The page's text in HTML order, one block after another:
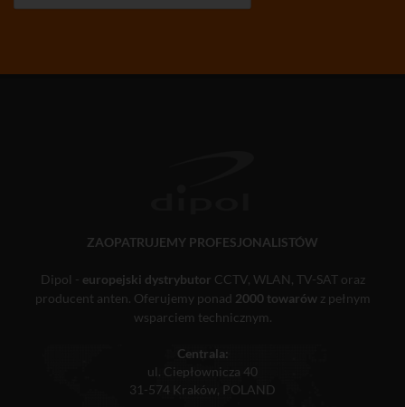
ZAOPATRUJEMY PROFESJONALISTÓW
Dipol - europejski dystrybutor CCTV, WLAN, TV-SAT oraz
producent anten. Oferujemy ponad 2000 towarówz pełnym
wsparciem technicznym.
Centrala:
ul. Ciepłownicza 40
31-574 Kraków, POLAND